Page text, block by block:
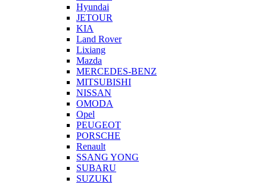
Hyundai
JETOUR
KIA
Land Rover
Lixiang
Mazda
MERCEDES-BENZ
MITSUBISHI
NISSAN
OMODA
Opel
PEUGEOT
PORSCHE
Renault
SSANG YONG
SUBARU
SUZUKI